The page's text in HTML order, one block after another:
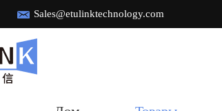
Sales@etulinktechnology.com